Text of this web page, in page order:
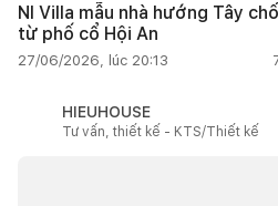
NI Villa mẫu nhà hướng Tây
từ phố cổ Hội An
27/06/2026, lúc 20:13
HIEUHOUSE
Tư vấn, thiết kế - KTS/Thiết kế